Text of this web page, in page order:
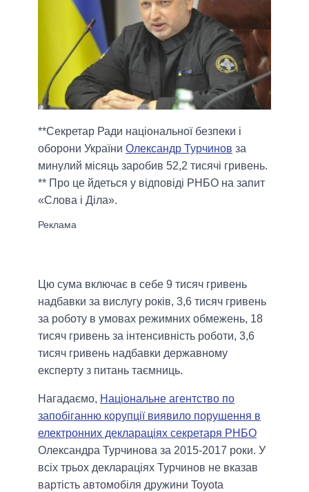
**Секретар Ради національної безпеки і
оборони України Олександр Турчинов за
минулий місяць заробив 52,2 тисячі гривень.
** Про це йдеться у відповіді РНБО на запит
«Слова і Діла».
Цю сума включає в себе 9 тисяч гривень
надбавки за вислугу років, 3,6 тисяч гривень
за роботу в умовах режимних обмежень, 18
тисяч гривень за інтенсивність роботи, 3,6
тисяч гривень надбавки державному
експерту з питань таємниць.
Нагадаємо, Національне агентство по
запобіганню корупції виявило порушення в
електронних деклараціях секретаря РНБО
Олександра Турчинова за 2015-2017 роки. У
всіх трьох деклараціях Турчинов не вказав
вартість автомобіля дружини Toyota